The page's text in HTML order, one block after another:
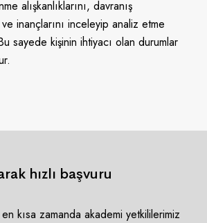
alışkanlıklarını, davranış
inançlarını inceleyip analiz etme
sayede kişinin ihtiyacı olan durumlar
hızlı başvuru
kısa zamanda akademi yetkililerimiz